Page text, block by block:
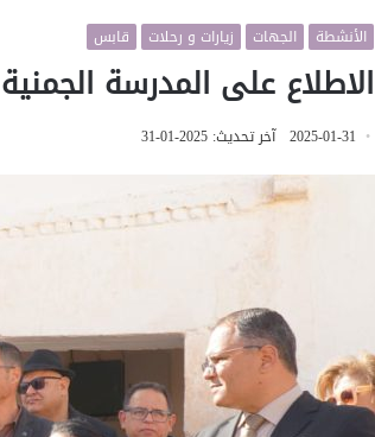
الأنشطة الجهات زيارات و رحلات قابس
الاطلاع على المدرسة
2025-01-31 آخر تحديث: 2025-01-31